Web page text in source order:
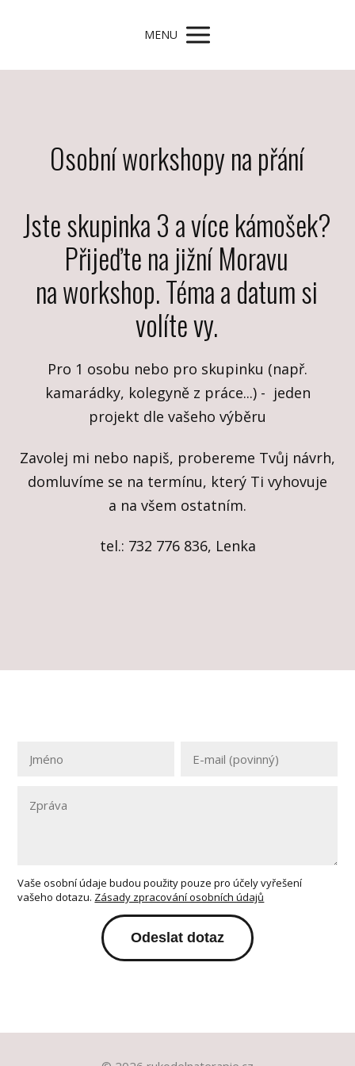
MENU
Osobní workshopy na přání
Jste skupinka 3 a více kámošek?
Přijeďte na jižní Moravu
na workshop. Téma a datum si
volíte vy.
Pro 1 osobu nebo pro skupinku (např.
kamarádky, kolegyně z práce...) - jeden
projekt dle vašeho výběru
Zavolej mi nebo napiš, probereme Tvůj návrh,
domluvíme se na termínu, který Ti vyhovuje
a na všem ostatním.
tel.: 732 776 836, Lenka
Vaše osobní údaje budou použity pouze pro účely vyřešení
vašeho dotazu. Zásady zpracování osobních údajů
Odeslat dotaz